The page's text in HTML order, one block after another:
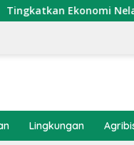
Ekonomi Nelayan,
Lingkungan